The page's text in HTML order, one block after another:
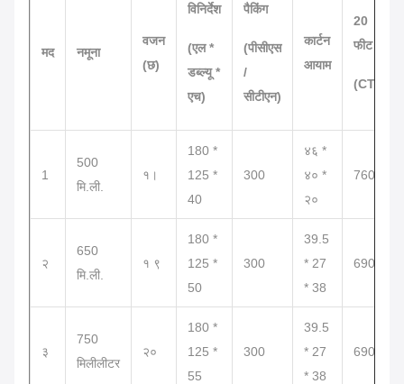
मद नमूना
वजन
(छ)
विनिर्देश
(एल *
डब्ल्यू *
एच)
पैकिंग
(पीसीएस
/
सीटीएन)
कार्टन
आयाम
20
फीट
(CTN)
1
500
मि.ली.
१।
180 *
125 *
40
300
४६ *
४० *
२०
760
२
650
मि.ली.
१ ९
180 *
125 *
50
300
39.5
* 27
* 38
690 है
३
750
मिलीलीटर
२०
180 *
125 *
55
300
39.5
* 27
* 38
690 है